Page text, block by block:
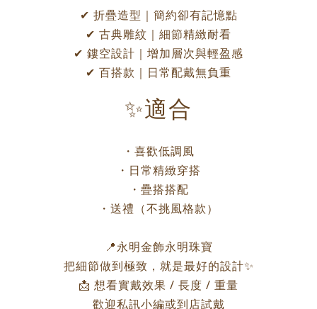
✔ 折疊造型｜簡約卻有記憶點
✔ 古典雕紋｜細節精緻耐看
✔ 鏤空設計｜增加層次與輕盈感
✔ 百搭款｜日常配戴無負重
✨適合
・喜歡低調風
・日常精緻穿搭
・疊搭搭配
・送禮（不挑風格款）
📍永明金飾永明珠寶
把細節做到極致，就是最好的設計✨
📩 想看實戴效果 / 長度 / 重量
歡迎私訊小編或到店試戴